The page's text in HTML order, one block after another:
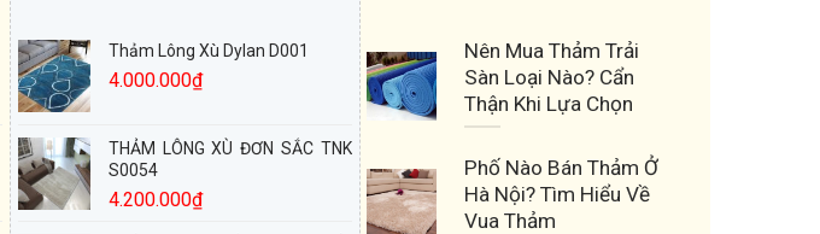
Thảm Lông Xù Dylan D001
4.000.000₫
THẢM LÔNG XÙ ĐƠN SẮC TNK
S0054
4.200.000₫
Nên Mua Thảm Trải
Sàn Loại Nào? Cẩn
Thận Khi Lựa Chọn
Phố Nào Bán Thảm Ở
Hà Nội? Tìm Hiểu Về
Vua Thảm